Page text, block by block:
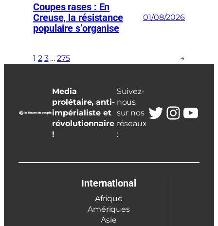
Coupes rases : En
Creuse, la résistance
populaire s’organise
01/08/2026
1 2 3 … 275 →
Media
prolétaire, anti-
impérialiste et
révolutionnaire
!
Suivez-
nous
sur nos
réseaux
:
Twitter
International
Afrique
Amériques
Asie